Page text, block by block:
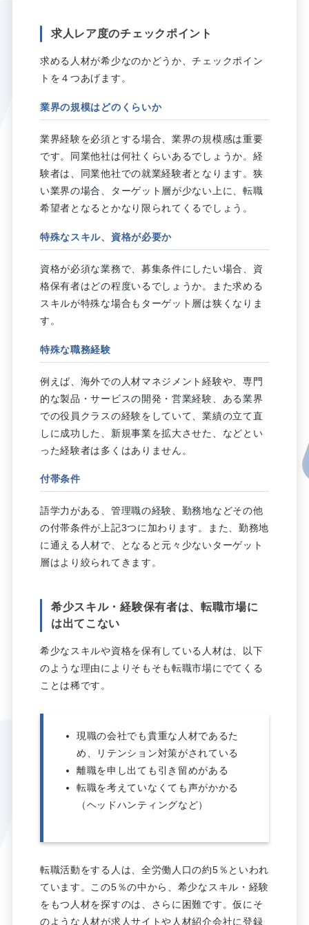
求人レア度のチェックポイント
求める人材が希少なのかどうか、チェックポイン
トを４つあげます。
業界の規模はどのくらいか
業界経験を必須とする場合、業界の規模感は重要
です。同業他社は何社くらいあるでしょうか。経
験者は、同業他社での就業経験者となります。狭
い業界の場合、ターゲット層が少ない上に、転職
希望者となるとかなり限られてくるでしょう。
特殊なスキル、資格が必要か
資格が必須な業務で、募集条件にしたい場合、資
格保有者はどの程度いるでしょうか。また求める
スキルが特殊な場合もターゲット層は狭くなりま
す。
特殊な職務経験
例えば、海外での人材マネジメント経験や、専門
的な製品・サービスの開発・営業経験、ある業界
での役員クラスの経験をしていて、業績の立て直
しに成功した、新規事業を拡大させた、などとい
った経験者は多くはありません。
付帯条件
語学力がある、管理職の経験、勤務地などその他
の付帯条件が上記3つに加わります。また、勤務地
に通える人材で、となると元々少ないターゲット
層はより絞られてきます。
希少スキル・経験保有者は、転職市場に
は出てこない
希少なスキルや資格を保有している人材は、以下
のような理由によりそもそも転職市場にでてくる
ことは稀です。
現職の会社でも貴重な人材であるた
め、リテンション対策がされている
離職を申し出ても引き留めがある
転職を考えていなくても声がかかる
（ヘッドハンティングなど）
転職活動をする人は、全労働人口の約5％といわれ
ています。この5％の中から、希少なスキル・経験
をもつ人材を探すのは、さらに困難です。仮にそ
のような人材が求人サイトや人材紹介会社に登録